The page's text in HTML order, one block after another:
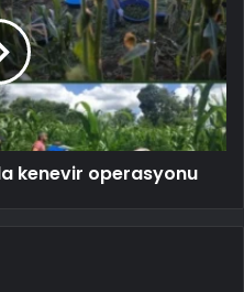
kenevir operasyonu